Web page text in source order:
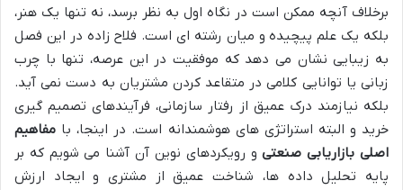
برخلاف آنچه ممکن است در نگاه اول به نظر برسد، نه تنها یک هنر،
بلکه یک علم پیچیده و میان رشته ای است. فلاح زاده در این فصل
به زیبایی نشان می دهد که موفقیت در این عرصه، تنها با چرب
زبانی یا توانایی کلامی در متقاعد کردن مشتریان به دست نمی آید.
بلکه نیازمند درک عمیق از رفتار سازمانی، فرآیندهای تصمیم گیری
خرید و البته استراتژی های هوشمندانه است. در اینجا، با مفاهیم
اصلی بازاریابی صنعتیو رویکردهای نوین آن آشنا می شویم که بر
پایه تحلیل داده ها، شناخت عمیق از مشتری و ایجاد ارزش